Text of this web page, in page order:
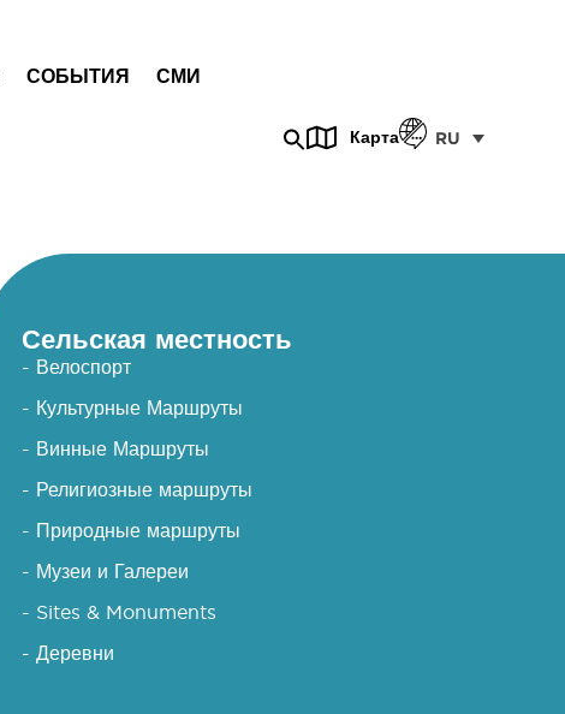
СОБЫТИЯ СМИ
Карта RU
Сельская местность
- Велоспорт
- Культурные Маршруты
- Винные Маршруты
- Религиозные маршруты
- Природные маршруты
- Музеи и Галереи
- Sites & Monuments
- Деревни